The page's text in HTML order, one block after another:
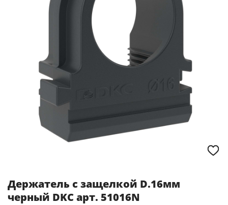
Держатель с защелкой D.16мм
черный DKC арт. 51016N